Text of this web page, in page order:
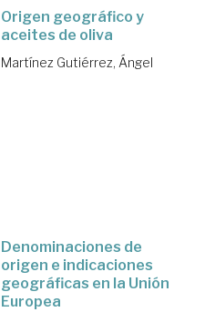
Origen geográfico y
aceites de oliva
Martínez Gutiérrez, Ángel
Denominaciones de
origen e indicaciones
geográficas en la Unión
Europea